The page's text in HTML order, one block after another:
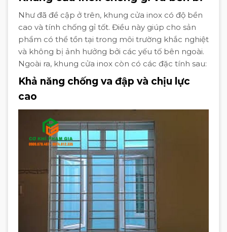
Như đã đề cập ở trên, khung cửa inox có độ bền
cao và tính chống gỉ tốt. Điều này giúp cho sản
phẩm có thể tồn tại trong môi trường khắc nghiệt
và không bị ảnh hưởng bởi các yếu tố bên ngoài.
Ngoài ra, khung cửa inox còn có các đặc tính sau:
Khả năng chống va đập và chịu lực
cao